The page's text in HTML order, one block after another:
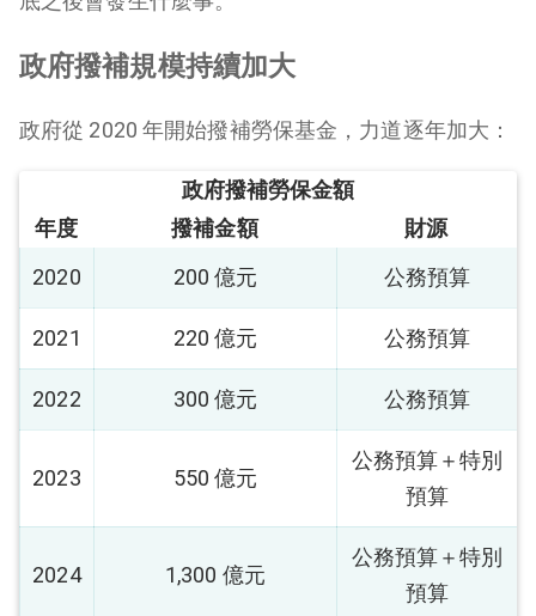
政府撥補規模持續加大
政府從 2020 年開始撥補勞保基金，力道逐年加大：
政府撥補勞保金額
年度
撥補金額
財源
2020
200 億元 公務預算
2021 220 億元 公務預算
2022 300 億元 公務預算
2023 550 億元
公務預算＋特別
預算
2024 1,300 億元
公務預算＋特別
預算